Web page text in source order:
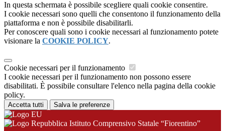
In questa schermata è possibile scegliere quali cookie consentire.
I cookie necessari sono quelli che consentono il funzionamento della
piattaforma e non è possibile disabilitarli.
Per conoscere quali sono i cookie necessari al funzionamento potete
visionare la COOKIE POLICY.
Cookie necessari per il funzionamento
I cookie necessari per il funzionamento non possono essere
disabilitati. È possibile consultare l'elenco nella pagina della cookie
policy.
Accetta tutti Salva le preferenze
Istituto Comprensivo Statale “Fiorentino”